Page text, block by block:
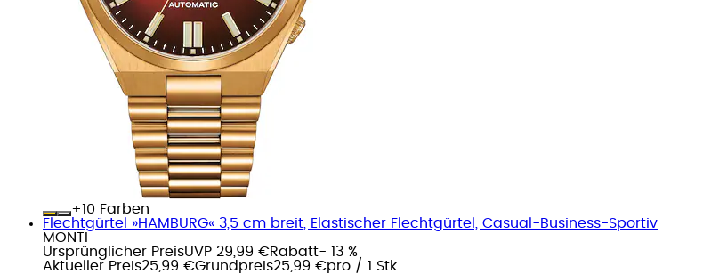
+
Farben
Flechtgürtel »HAMBURG« 3,5 cm breit, Elastischer Flechtgürtel, Casual-Business-Sportiv
MONTI
Ursprünglicher PreisUVP 29,99 €Rabatt- 13 %
Aktueller Preis25,99 €Grundpreis25,99 €pro / 1 Stk